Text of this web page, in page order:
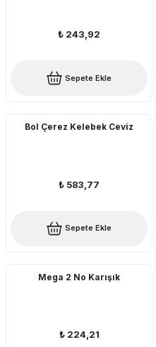
₺ 243,92
Sepete Ekle
Bol Çerez Kelebek Ceviz
₺ 583,77
Sepete Ekle
Mega 2 No Karışık
₺ 224,21